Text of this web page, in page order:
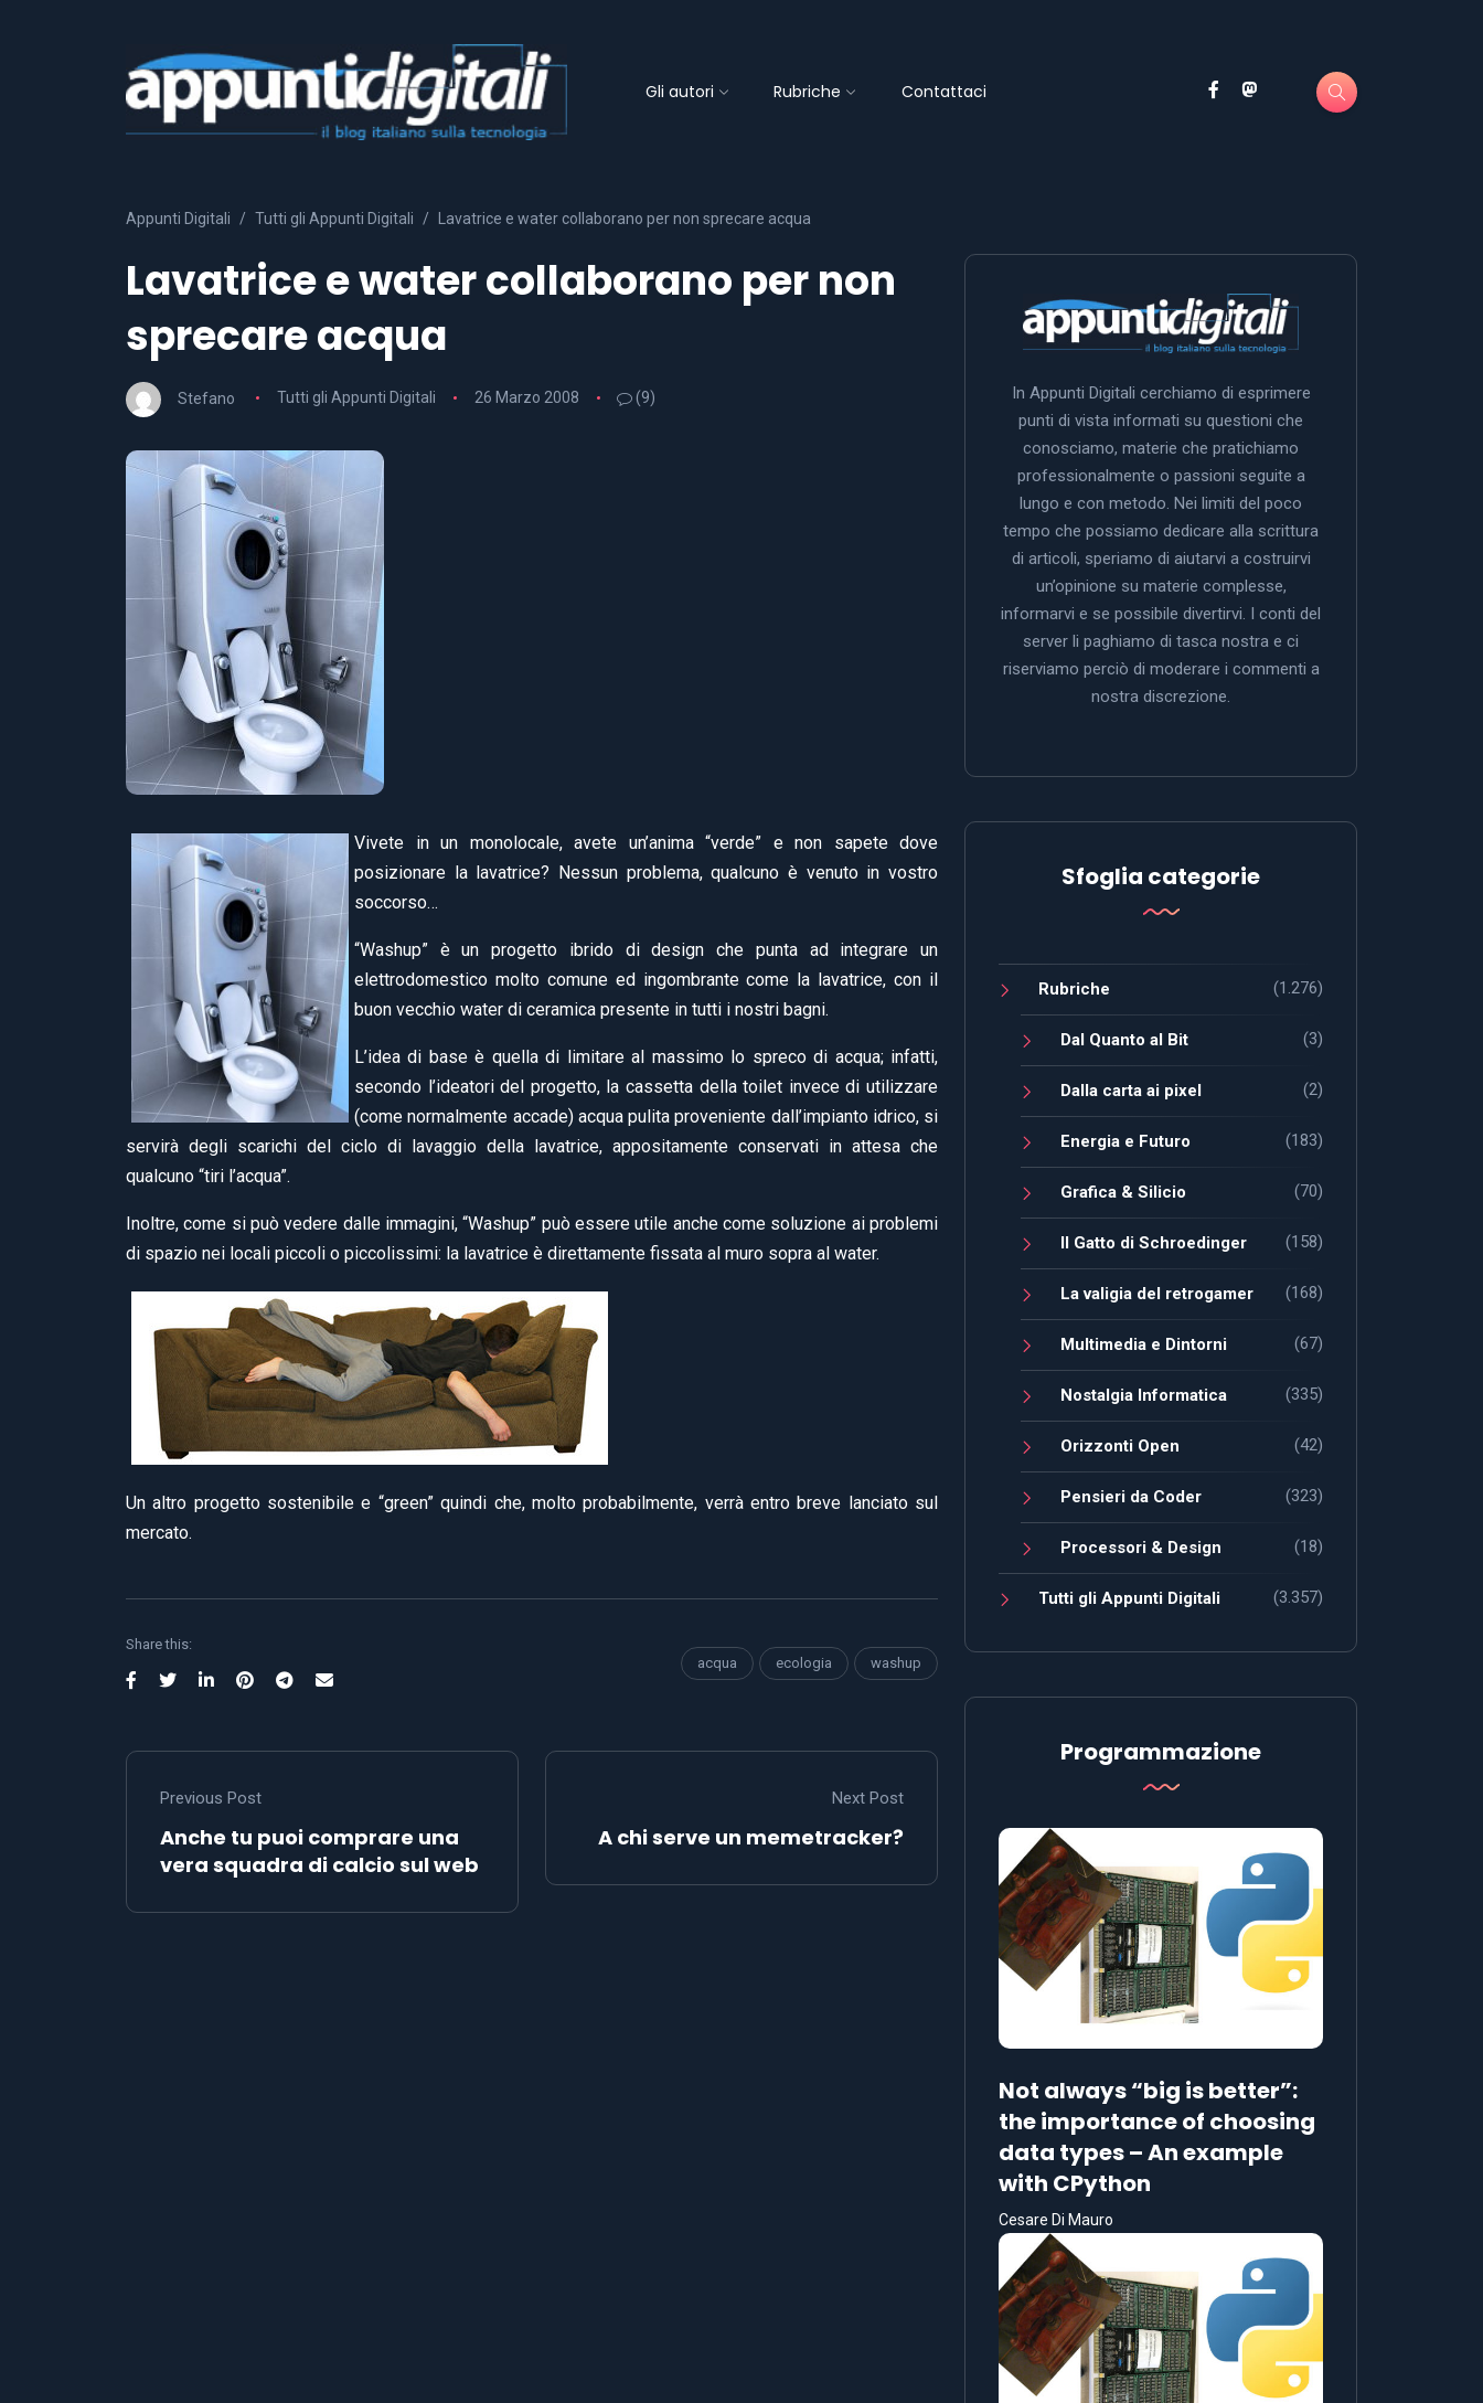
Gli autori Rubriche Contattaci
Appunti Digitali Tutti gli Appunti Digitali Lavatrice e water collaborano per non sprecare acqua
Lavatrice e water collaborano per non
sprecare acqua
Stefano Tutti gli Appunti Digitali 26 Marzo 2008 (9)
Vivete in un monolocale, avete un’anima “verde” e non sapete dove
posizionare la lavatrice? Nessun problema, qualcuno è venuto in vostro
soccorso…
“Washup” è un progetto ibrido di design che punta ad integrare un
elettrodomestico molto comune ed ingombrante come la lavatrice, con il
buon vecchio water di ceramica presente in tutti i nostri bagni.
L’idea di base è quella di limitare al massimo lo spreco di acqua; infatti,
secondo l’ideatori del progetto, la cassetta della toilet invece di utilizzare
(come normalmente accade) acqua pulita proveniente dall’impianto idrico, si
servirà degli scarichi del ciclo di lavaggio della lavatrice, appositamente conservati in attesa che
qualcuno “tiri l’acqua”.
Inoltre, come si può vedere dalle immagini, “Washup” può essere utile anche come soluzione ai problemi
di spazio nei locali piccoli o piccolissimi: la lavatrice è direttamente fissata al muro sopra al water.
Un altro progetto sostenibile e “green” quindi che, molto probabilmente, verrà entro breve lanciato sul
mercato.
Share this:
acqua
ecologia washup
Previous Post
Anche tu puoi comprare una
vera squadra di calcio sul web
Next Post
A chi serve un memetracker?
In Appunti Digitali cerchiamo di esprimere
punti di vista informati su questioni che
conosciamo, materie che pratichiamo
professionalmente o passioni seguite a
lungo e con metodo. Nei limiti del poco
tempo che possiamo dedicare alla scrittura
di articoli, speriamo di aiutarvi a costruirvi
un’opinione su materie complesse,
informarvi e se possibile divertirvi. I conti del
server li paghiamo di tasca nostra e ci
riserviamo perciò di moderare i commenti a
nostra discrezione.
Sfoglia categorie
Rubriche (1.276)
Dal Quanto al Bit (3)
Dalla carta ai pixel (2)
Energia e Futuro (183)
Grafica & Silicio (70)
Il Gatto di Schroedinger (158)
La valigia del retrogamer (168)
Multimedia e Dintorni (67)
Nostalgia Informatica (335)
Orizzonti Open (42)
Pensieri da Coder (323)
Processori & Design (18)
Tutti gli Appunti Digitali (3.357)
Programmazione
Not always “big is better”:
the importance of choosing
data types – An example
with CPython
Cesare Di Mauro